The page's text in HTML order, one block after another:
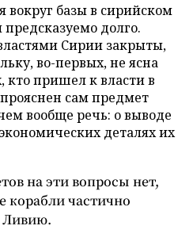
вокруг базы в сирийском
долго.
Сирии закрыты,
во-первых, не ясна
кто пришел к власти в
сам предмет
вообще речь: о выводе
деталях их
на эти вопросы нет,
корабли частично
Ливию.